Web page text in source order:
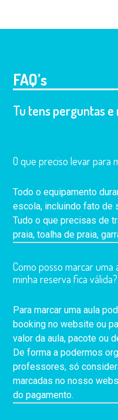
FAQ’s
Tu tens perguntas
O que preciso levar para
Todo o equipamento
escola, incluindo fato de
Tudo o que precisas de
praia, toalha de praia,
Como posso marcar uma
minha reserva fica válida?
Para marcar uma aula
booking no website ou
valor da aula, pacote ou
De forma a podermos
professores, só
marcadas no nosso
do pagamento.